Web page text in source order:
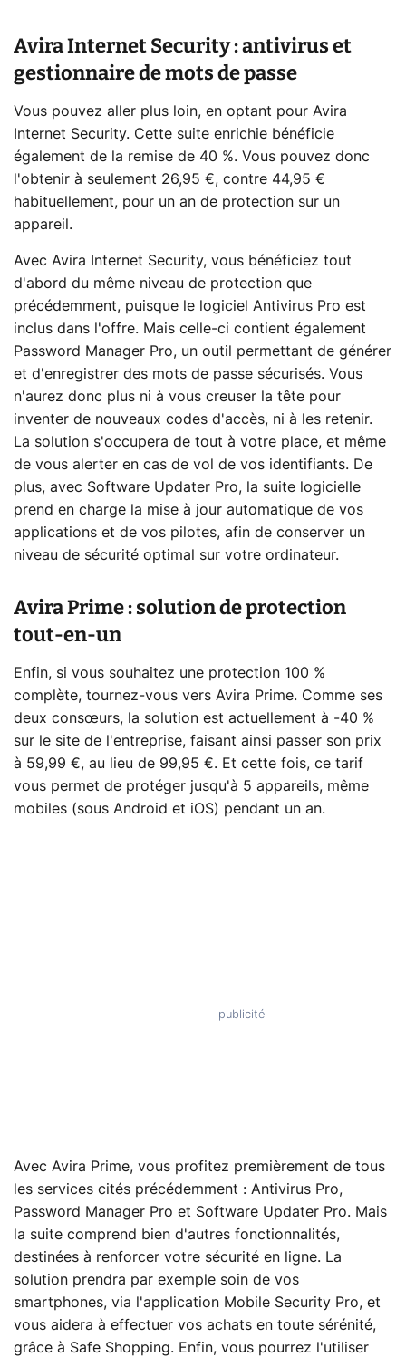
Avira Internet Security : antivirus et
gestionnaire de mots de passe
Vous pouvez aller plus loin, en optant pour Avira
Internet Security. Cette suite enrichie bénéficie
également de la remise de 40 %. Vous pouvez donc
l'obtenir à seulement 26,95 €, contre 44,95 €
habituellement, pour un an de protection sur un
appareil.
Avec Avira Internet Security, vous bénéficiez tout
d'abord du même niveau de protection que
précédemment, puisque le logiciel Antivirus Pro est
inclus dans l'offre. Mais celle-ci contient également
Password Manager Pro, un outil permettant de générer
et d'enregistrer des mots de passe sécurisés. Vous
n'aurez donc plus ni à vous creuser la tête pour
inventer de nouveaux codes d'accès, ni à les retenir.
La solution s'occupera de tout à votre place, et même
de vous alerter en cas de vol de vos identifiants. De
plus, avec Software Updater Pro, la suite logicielle
prend en charge la mise à jour automatique de vos
applications et de vos pilotes, afin de conserver un
niveau de sécurité optimal sur votre ordinateur.
Avira Prime : solution de protection
tout-en-un
Enfin, si vous souhaitez une protection 100 %
complète, tournez-vous vers Avira Prime. Comme ses
deux consœurs, la solution est actuellement à -40 %
sur le site de l'entreprise, faisant ainsi passer son prix
à 59,99 €, au lieu de 99,95 €. Et cette fois, ce tarif
vous permet de protéger jusqu'à 5 appareils, même
mobiles (sous Android et iOS) pendant un an.
Avec Avira Prime, vous profitez premièrement de tous
les services cités précédemment : Antivirus Pro,
Password Manager Pro et Software Updater Pro. Mais
la suite comprend bien d'autres fonctionnalités,
destinées à renforcer votre sécurité en ligne. La
solution prendra par exemple soin de vos
smartphones, via l'application Mobile Security Pro, et
vous aidera à effectuer vos achats en toute sérénité,
grâce à Safe Shopping. Enfin, vous pourrez l'utiliser